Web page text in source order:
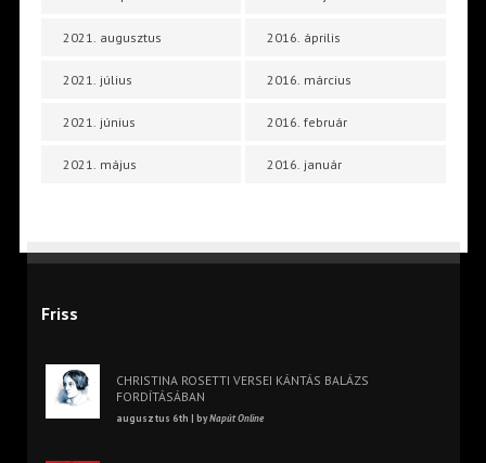
2021. augusztus
2021. július
2021. június
2021. május
2016. április
2016. március
2016. február
2016. január
Friss
CHRISTINA ROSETTI VERSEI KÁNTÁS BALÁZS
FORDÍTÁSÁBAN
augusztus 6th | byNapút Online